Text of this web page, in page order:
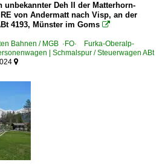
unbekannter Deh II der Matterhorn-
von Andermatt nach Visp, an der
4193, Münster im Goms 
Bahnen / MGB ·FO· Furka-Oberalp-
| Schmalspur / Steuerwagen ABt
